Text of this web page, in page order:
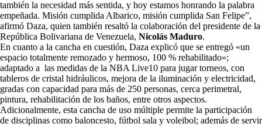
también la necesidad más sentida, y hoy estamos honrando la palabra
empeñada. Misión cumplida Albarico, misión cumplida San Felipe”,
afirmó Daza, quien también resaltó la colaboración del presidente de la
República Bolivariana de Venezuela, Nicolás Maduro.
En cuanto a la cancha en cuestión, Daza explicó que se entregó «un
espacio totalmente remozado y hermoso, 100 % rehabilitado»;
adaptado a las medidas de la NBA Live10 para jugar torneos, con
tableros de cristal hidráulicos, mejora de la iluminación y electricidad,
gradas con capacidad para más de 250 personas, cerca perimetral,
pintura, rehabilitación de los baños, entre otros aspectos.
Adicionalmente, esta cancha de uso múltiple permite la participación
de disciplinas como baloncesto, fútbol sala y voleibol; además de servir